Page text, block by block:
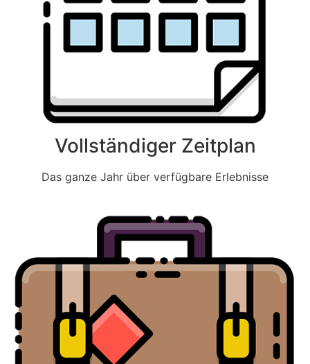
Vollständiger Zeitplan
Das ganze Jahr über verfügbare Erlebnisse